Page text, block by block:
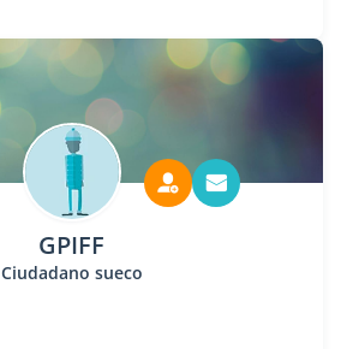
GPIFF
Ciudadano sueco